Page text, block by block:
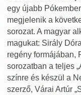
egy újabb
megjelenik a
sorozat. A magyar
magukat: Sirály
regény formájában,
sorozatban a teljes
színre és készül a
szerző, Várai Artúr